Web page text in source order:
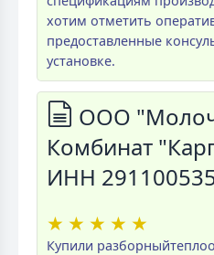
хотим отметить
предоставленные
установке.
ООО
Комбинат
ИНН
★ ★ ★ ★ ★
Купили